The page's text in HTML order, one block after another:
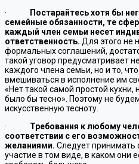
·
Постарайтесь хотя бы
семейные обязанности, те
каждый член семьи несет
ответственность. Для этого не
формальных соглашений,
такой уговор предусматривает
каждого члена семьи, но и то,
вмешиваться в исполнение им
«Нет такой самой простой
было бы тесно». Поэтому не
искусственную тесноту.
· Требования к любому
соответствии с его
желаниями. Следует принимать
участие в том виде, в каком они